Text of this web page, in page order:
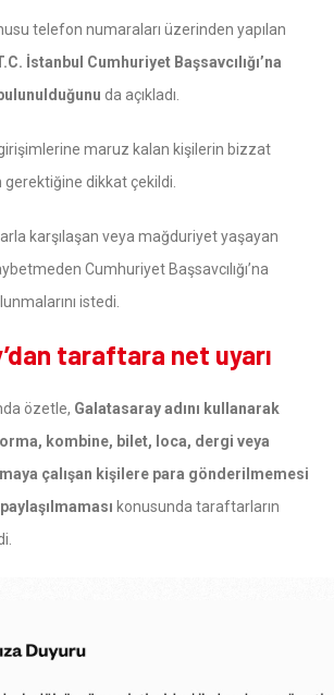
telefon numaraları üzerinden yapılan
İstanbul Cumhuriyet Başsavcılığı’na
da açıkladı.
girişimlerine maruz kalan kişilerin bizzat
gerektiğine dikkat çekildi.
karşılaşan veya mağduriyet yaşayan
Cumhuriyet Başsavcılığı’na
istedi.
taraftara net uyarı
özetle, Galatasaray adını kullanarak
kombine, bilet, loca, dergi veya
çalışan kişilere para gönderilmemesi
konusunda taraftarların